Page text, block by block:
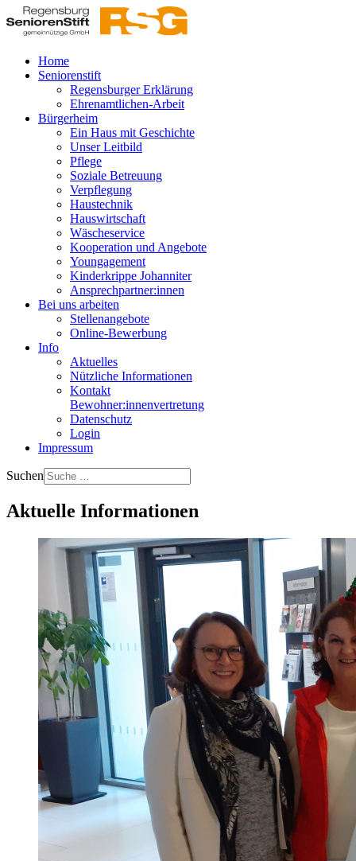
Home
Seniorenstift
Regensburger Erklärung
Ehrenamtlichen-Arbeit
Bürgerheim
Ein Haus mit Geschichte
Unser Leitbild
Pflege
Soziale Betreuung
Verpflegung
Haustechnik
Hauswirtschaft
Wäscheservice
Kooperation und Angebote
Youngagement
Kinderkrippe Johanniter
Ansprechpartner:innen
Bei uns arbeiten
Stellenangebote
Online-Bewerbung
Info
Aktuelles
Nützliche Informationen
Kontakt
Bewohner:innenvertretung
Datenschutz
Login
Impressum
Suchen
Aktuelle Informationen